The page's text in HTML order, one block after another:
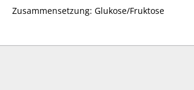
Zusammensetzung: Glukose/Fruktose